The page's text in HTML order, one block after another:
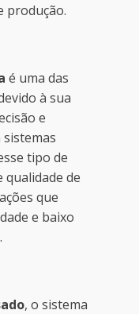
produção.
é uma das
à sua
e
tipo de
de
que
e baixo
, o sistema